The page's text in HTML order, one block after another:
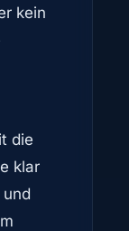
kein
die
klar